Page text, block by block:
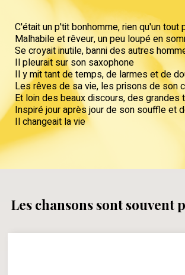
C'était un p'tit bonhomme, rien qu'un tout
Malhabile et rêveur, un peu loupé en
Se croyait inutile, banni des autres
Il pleurait sur son saxophone
Il y mit tant de temps, de larmes et de
Les rêves de sa vie, les prisons de son
Et loin des beaux discours, des grandes
Inspiré jour après jour de son souffle et
Il changeait la vie
Les chansons sont souvent